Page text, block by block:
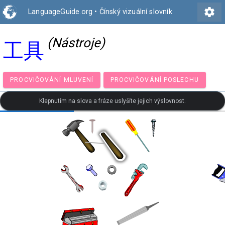
LanguageGuide.org • Čínský vizuální slovník settings
工具 (Nástroje)
PROCVIČOVÁNÍ MLUVENÍ PROCVIČOVÁNÍ
Klepnutím na slova a fráze uslyšíte jejich výslovnost.